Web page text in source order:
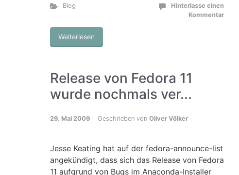
Blog
Hinterlasse einen
Kommentar
Weiterlesen
Release von Fedora 11
wurde nochmals ver...
29. Mai 2009 Geschrieben von Oliver Völker
Jesse Keating hat auf der fedora-announce-list
angekündigt, dass sich das Release von Fedora
11 aufgrund von Bugs im Anaconda-Installer